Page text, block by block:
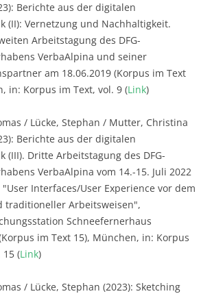
Berichte aus der digitalen
(II): Vernetzung und Nachhaltigkeit.
Arbeitstagung des DFG-
VerbaAlpina und seiner
am 18.06.2019 (Korpus im Text
in: Korpus im Text, vol. 9 (Link)
/ Lücke, Stephan / Mutter, Christina
Berichte aus der digitalen
(III). Dritte Arbeitstagung des DFG-
VerbaAlpina vom 14.-15. Juli 2022
Interfaces/User Experience vor dem
traditioneller Arbeitsweisen",
Schneefernerhaus
im Text 15), München, in: Korpus
15 (Link)
/ Lücke, Stephan (2023): Sketching